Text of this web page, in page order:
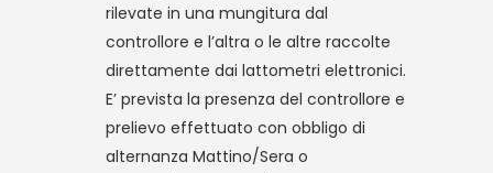
rilevate in una mungitura dal
controllore e l’altra o le altre raccolte
direttamente dai lattometri elettronici.
E’ prevista la presenza del controllore e
prelievo effettuato con obbligo di
alternanza Mattino/Sera o